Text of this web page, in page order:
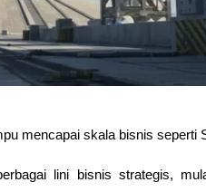
mencapai skala bisnis seperti
lini bisnis strategis,